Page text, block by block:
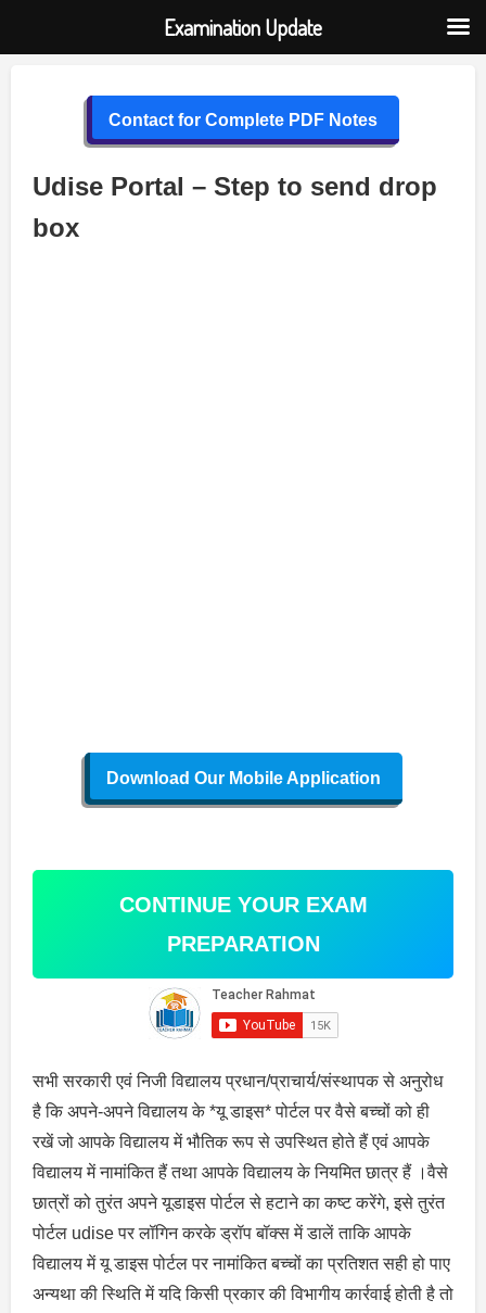
Contact for Complete PDF Notes
Udise Portal – Step to send drop
box
Download Our Mobile Application
CONTINUE YOUR EXAM
PREPARATION
सभी सरकारी एवं निजी विद्यालय प्रधान/प्राचार्य/संस्थापक से अनुरोध
है कि अपने-अपने विद्यालय के *यू डाइस* पोर्टल पर वैसे बच्चों को ही
रखें जो आपके विद्यालय में भौतिक रूप से उपस्थित होते हैं एवं आपके
विद्यालय में नामांकित हैं तथा आपके विद्यालय के नियमित छात्र हैं ।वैसे
छात्रों को तुरंत अपने यूडाइस पोर्टल से हटाने का कष्ट करेंगे, इसे तुरंत
पोर्टल udise पर लॉगिन करके ड्रॉप बॉक्स में डालें ताकि आपके
विद्यालय में यू डाइस पोर्टल पर नामांकित बच्चों का प्रतिशत सही हो पाए
अन्यथा की स्थिति में यदि किसी प्रकार की विभागीय कार्रवाई होती है तो
Examination Update